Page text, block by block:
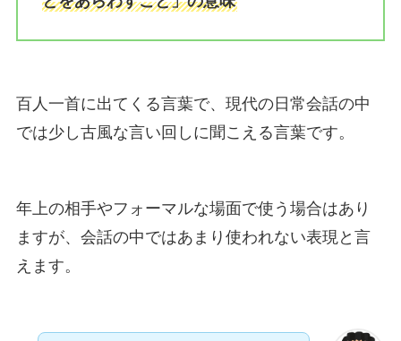
百人一首に出てくる言葉で、現代の日常会話の中
では少し古風な言い回しに聞こえる言葉です。
年上の相手やフォーマルな場面で使う場合はあり
ますが、会話の中ではあまり使われない表現と言
えます。